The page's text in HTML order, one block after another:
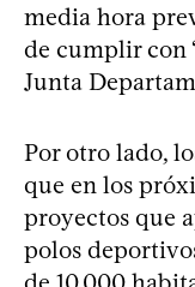
media hora
de cumplir con
Junta
Por otro lado,
que en los
proyectos que
polos